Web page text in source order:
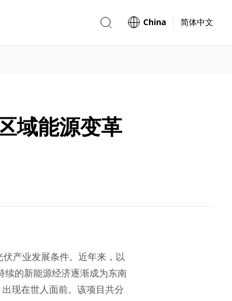
China 简体中文
域能源变革
产业发展条件。近年来，以
续的新能源经济逐渐成为东南
现在世人面前。该项目共分